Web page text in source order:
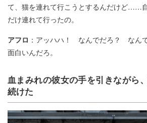
て、猫を連れて行こうとするんだけど……
だけ連れて行ったの。
アフロ ：アッハハ！ なんでだろ？ なん
面白いんだろ。
血まみれの彼女の手を引きながら
続けた